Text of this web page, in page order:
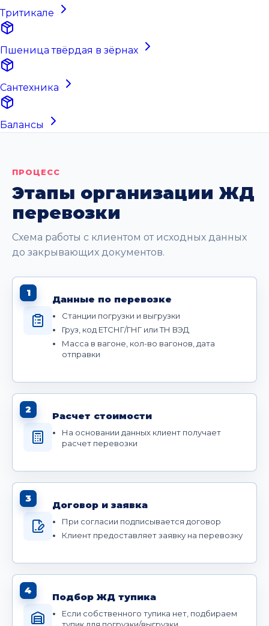
Тритикале
Пшеница твёрдая в зёрнах
Сантехника
Балансы
ПРОЦЕСС
Этапы организации ЖД
перевозки
Схема работы с клиентом от исходных данных
до закрывающих документов.
1
Данные по перевозке
Станции погрузки и выгрузки
Груз, код ЕТСНГ/ГНГ или ТН ВЭД
Масса в вагоне, кол-во вагонов, дата
отправки
2
Расчет стоимости
На основании данных клиент получает
расчет перевозки
3
Договор и заявка
При согласии подписывается договор
Клиент предоставляет заявку на перевозку
4
Подбор ЖД тупика
Если собственного тупика нет, подбираем
тупик для погрузки/выгрузки